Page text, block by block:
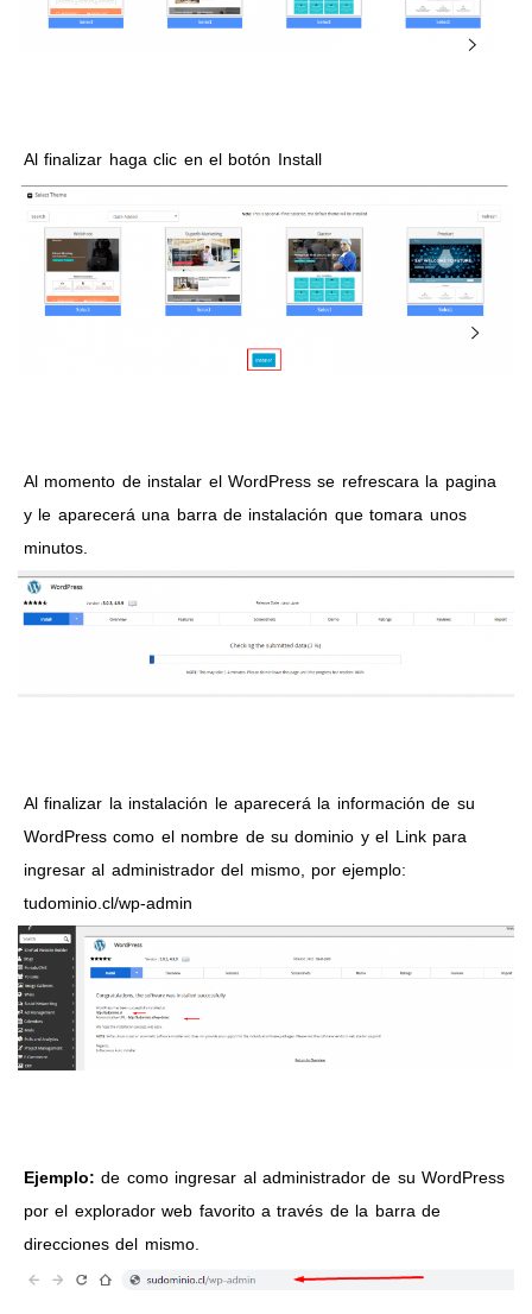
Al finalizar haga clic en el botón Install
Al momento de instalar el WordPress se refrescara la pagina
y le aparecerá una barra de instalación que tomara unos
minutos.
Al finalizar la instalación le aparecerá la información de su
WordPress como el nombre de su dominio y el Link para
ingresar al administrador del mismo, por ejemplo:
tudominio.cl/wp-admin
Ejemplo: de como ingresar al administrador de su WordPress
por el explorador web favorito a través de la barra de
direcciones del mismo.